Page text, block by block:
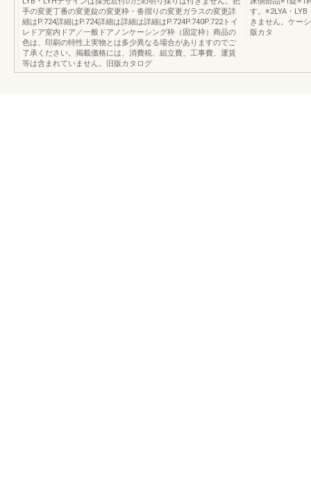
手の変更丁番の変更錠の変更枠・沓摺りの変更ガラスの変更詳
細はP.724詳細はP.724詳細は詳細は詳細はP.724P.740P.722トイ
レドア室内ドア／一般ドアノンケーシング枠（固定枠）商品の
色は、印刷の特性上実物とは多少異なる場合がありますのでご
了承ください。掲載価格には、消費税、組立費、工事費、運賃
等は含まれていません。旧版カタログ
す。※2LYA・
きません。ケー
版カタ